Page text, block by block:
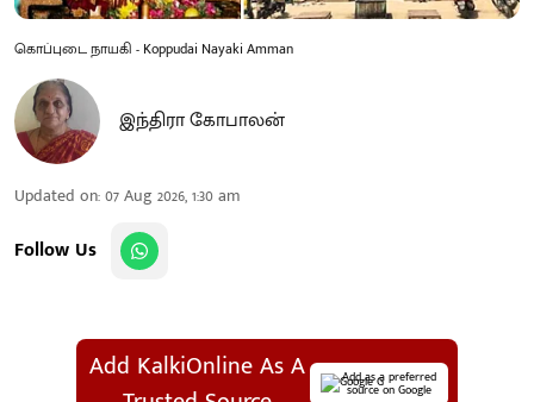
கொப்புடை நாயகி - Koppudai Nayaki Amman
இந்திரா கோபாலன்
Updated on:07 Aug 2026, 1:30 am
Follow Us
Add KalkiOnline As A
Add as a preferred
source on Google